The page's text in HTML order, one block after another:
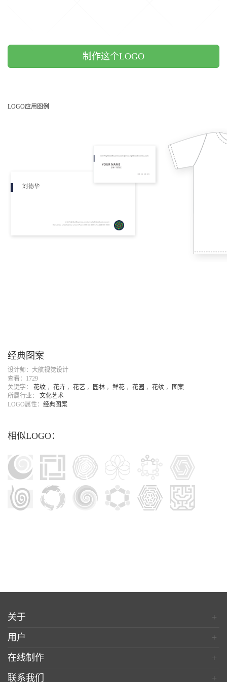
制作这个LOGO
LOGO应用图例
经典图案
设计师：大航视觉设计
查看：1729
关键字： 花纹 ， 花卉 ， 花艺 ， 园林 ， 鲜花 ， 花园 ， 花纹 ，
图案
所属行业： 文化艺术
LOGO属性： 经典图案
相似LOGO：
关于
+
用户
+
在线制作
+
联系我们
+